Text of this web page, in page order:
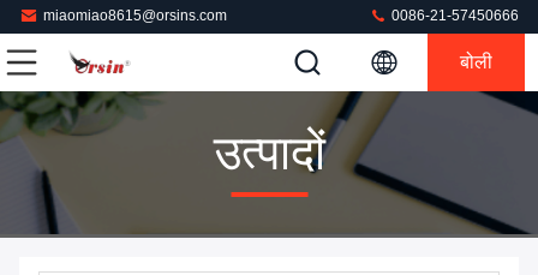
miaomiao8615@orsins.com 0086-21-57450666
बोली
उत्पादों